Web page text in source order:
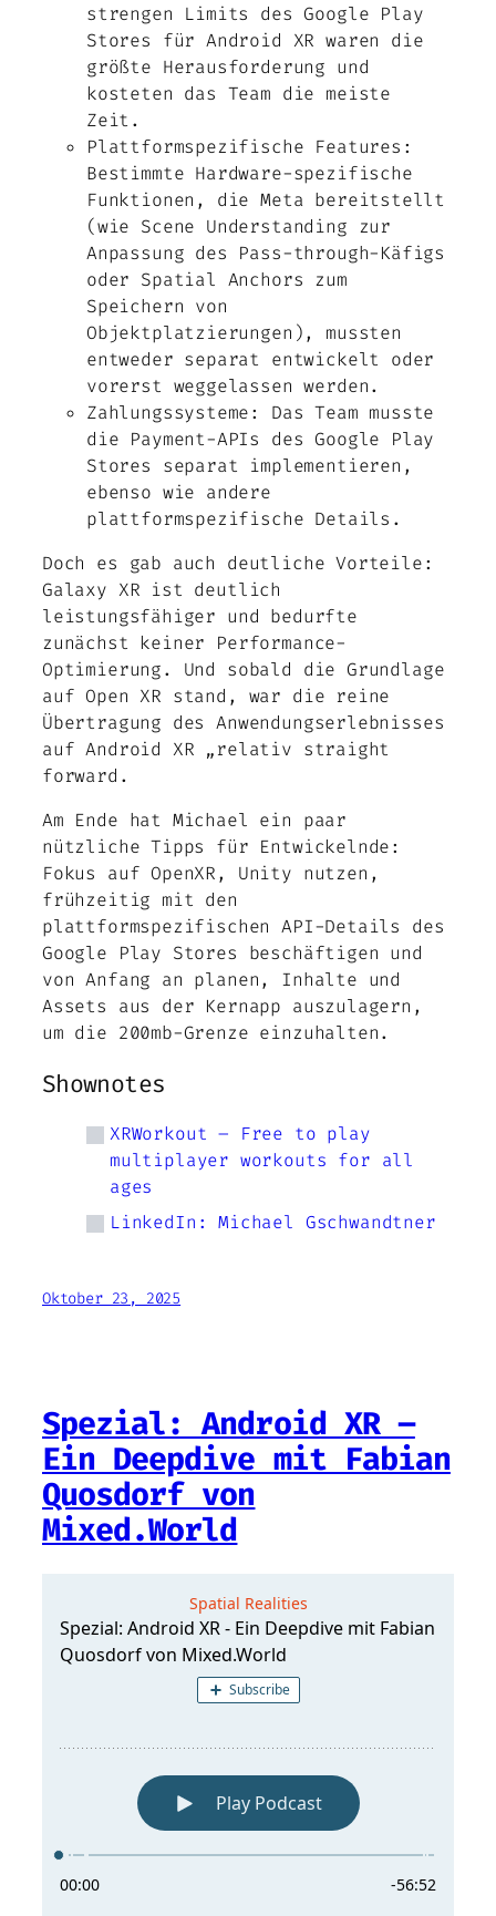
strengen Limits des Google Play
Stores für Android XR waren die
größte Herausforderung und
kosteten das Team die meiste
Zeit.
Plattformspezifische Features:
Bestimmte Hardware-spezifische
Funktionen, die Meta bereitstellt
(wie Scene Understanding zur
Anpassung des Pass-through-Käfigs
oder Spatial Anchors zum
Speichern von
Objektplatzierungen), mussten
entweder separat entwickelt oder
vorerst weggelassen werden.
Zahlungssysteme: Das Team musste
die Payment-APIs des Google Play
Stores separat implementieren,
ebenso wie andere
plattformspezifische Details.
Doch es gab auch deutliche Vorteile:
Galaxy XR ist deutlich
leistungsfähiger und bedurfte
zunächst keiner Performance-
Optimierung. Und sobald die Grundlage
auf Open XR stand, war die reine
Übertragung des Anwendungserlebnisses
auf Android XR „relativ straight
forward.
Am Ende hat Michael ein paar
nützliche Tipps für Entwickelnde:
Fokus auf OpenXR, Unity nutzen,
frühzeitig mit den
plattformspezifischen API-Details des
Google Play Stores beschäftigen und
von Anfang an planen, Inhalte und
Assets aus der Kernapp auszulagern,
um die 200mb-Grenze einzuhalten.
Shownotes
XRWorkout – Free to play
multiplayer workouts for all
ages
LinkedIn: Michael Gschwandtner
Oktober 23, 2025
Spezial: Android XR –
Ein Deepdive mit Fabian
Quosdorf von
Mixed.World